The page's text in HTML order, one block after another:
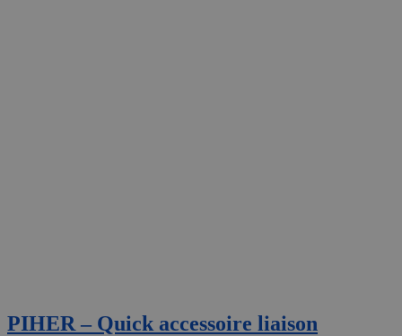
PIHER – Quick accessoire liaison